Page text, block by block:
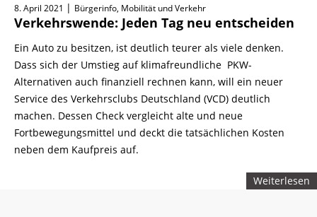
8. April 2021 | Bürgerinfo, Mobilität und Verkehr
Verkehrswende: Jeden Tag neu entscheiden
Ein Auto zu besitzen, ist deutlich teurer als viele denken.
Dass sich der Umstieg auf klimafreundliche PKW-
Alternativen auch finanziell rechnen kann, will ein neuer
Service des Verkehrsclubs Deutschland (VCD) deutlich
machen. Dessen Check vergleicht alte und neue
Fortbewegungsmittel und deckt die tatsächlichen Kosten
neben dem Kaufpreis auf.
Weiterlesen